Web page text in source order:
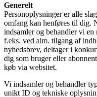
Generelt
Personoplysninger er alle
omfang kan henføres til dig.
indsamler og behandler vi
f.eks. ved alm. tilgang af
nyhedsbrev, deltager i
dig som bruger eller
køb via websitet.
Vi indsamler og behandler
unikt ID og tekniske